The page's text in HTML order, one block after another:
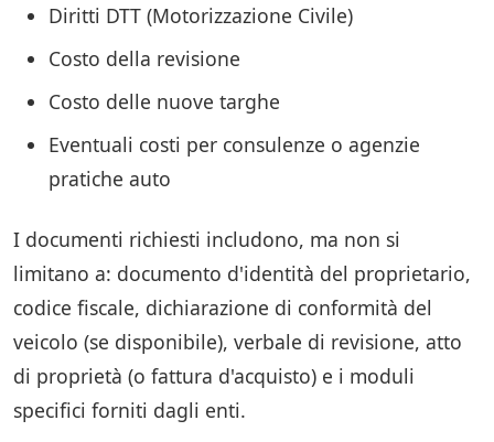
Diritti DTT (Motorizzazione Civile)
Costo della revisione
Costo delle nuove targhe
Eventuali costi per consulenze o agenzie
pratiche auto
I documenti richiesti includono, ma non si
limitano a: documento d'identità del proprietario,
codice fiscale, dichiarazione di conformità del
veicolo (se disponibile), verbale di revisione, atto
di proprietà (o fattura d'acquisto) e i moduli
specifici forniti dagli enti.